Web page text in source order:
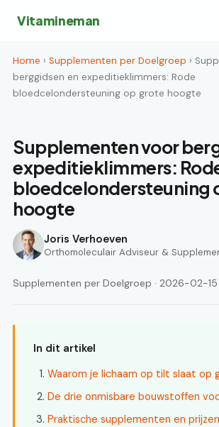
Vitamineman
Home › Supplementen per Doelgroep ›
berggidsen en expeditieklimmers: Rode
bloedcelondersteuning op grote hoogte
Supplementen voor
expeditieklimmers:
bloedcelondersteuning
hoogte
Joris Verhoeven
Orthomoleculair Adviseur &
Supplementen per Doelgroep · 2026-02-15
In dit artikel
Waarom je lichaam op tilt slaat op
De drie onmisbare bouwstoffen
Praktische supplementen en prijzen